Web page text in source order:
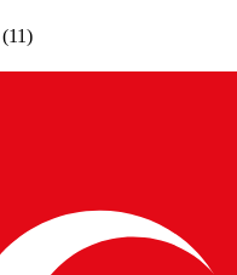
(11)